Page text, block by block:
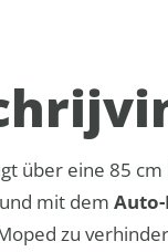
über eine 85
mit dem
zu